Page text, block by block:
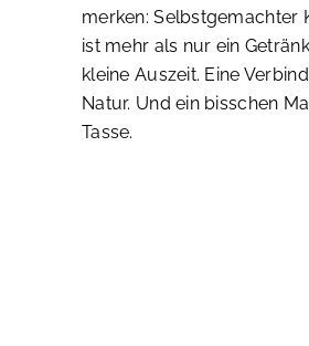
merken: Selbstgemachter
ist mehr als nur ein
kleine Auszeit. Eine
Natur. Und ein bisschen
Tasse.